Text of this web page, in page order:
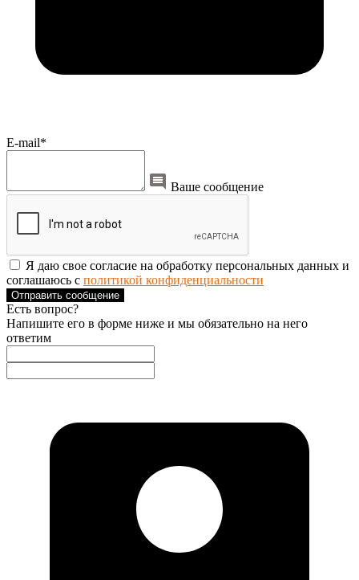
E-mail*
Ваше сообщение
Я даю свое согласие на обработку персональных данных и
соглашаюсь с политикой конфиденциальности
Отправить сообщение
Есть вопрос?
Напишите его в форме ниже и мы обязательно на него
ответим